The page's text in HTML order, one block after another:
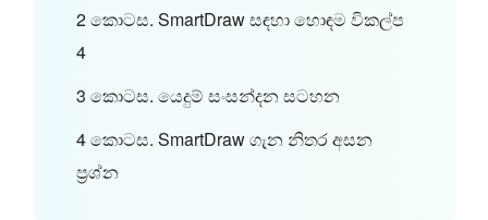
2 කොටස. SmartDraw සඳහා හොඳම විකල්ප
4
3 කොටස. යෙදුම් සංසන්දන සටහන
4 කොටස. SmartDraw ගැන නිතර අසන
ප්‍රශ්න